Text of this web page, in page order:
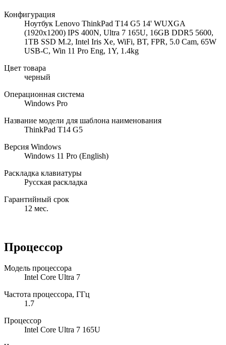
Конфигурация
Ноутбук Lenovo ThinkPad T14 G5 14' WUXGA
(1920x1200) IPS 400N, Ultra 7 165U, 16GB DDR5 5600,
1TB SSD M.2, Intel Iris Xe, WiFi, BT, FPR, 5.0 Cam, 65W
USB-C, Win 11 Pro Eng, 1Y, 1.4kg
Цвет товара
черный
Операционная система
Windows Pro
Название модели для шаблона наименования
ThinkPad T14 G5
Версия Windows
Windows 11 Pro (English)
Раскладка клавиатуры
Русская раскладка
Гарантийный срок
12 мес.
Процессор
Модель процессора
Intel Core Ultra 7
Частота процессора, ГГц
1.7
Процессор
Intel Core Ultra 7 165U